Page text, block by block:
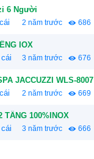
6 Người
2 năm trước 686
IOX
3 năm trước 676
JACCUZZI WLS-8007
2 năm trước 669
TẦNG 100%INOX
3 năm trước 666